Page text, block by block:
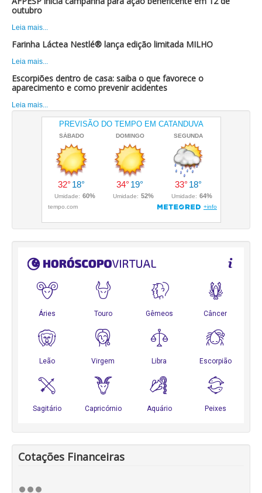
outubro
Leia mais...
Farinha Láctea Nestlé® lança edição limitada MILHO
Leia mais...
Escorpiões dentro de casa: saiba o que favorece o
aparecimento e como prevenir acidentes
Leia mais...
Cotações Financeiras